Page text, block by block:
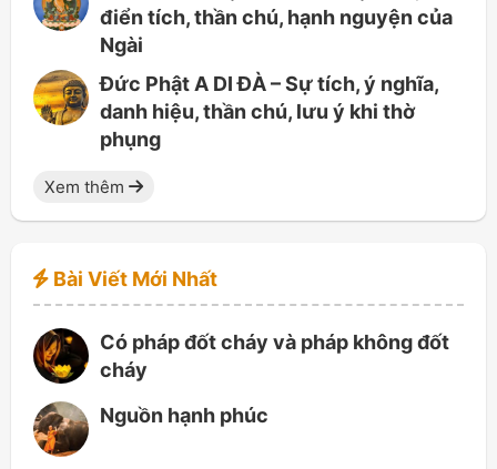
điển tích, thần chú, hạnh nguyện của
Ngài
Đức Phật A DI ĐÀ – Sự tích, ý nghĩa,
danh hiệu, thần chú, lưu ý khi thờ
phụng
Xem thêm
Bài Viết Mới Nhất
Có pháp đốt cháy và pháp không đốt
cháy
Nguồn hạnh phúc